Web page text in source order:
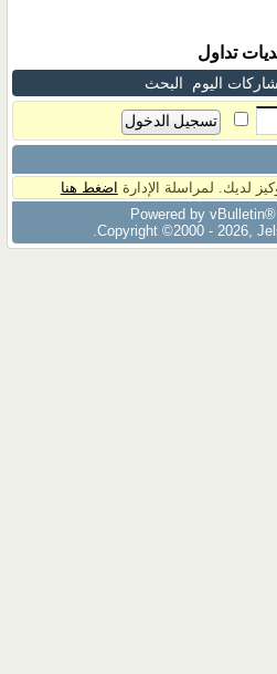
تداول
اليوم البحث
لديك. لمراسلة الإدارة اضغط هنا
Powered by
Copyright ©2000 - 2026,